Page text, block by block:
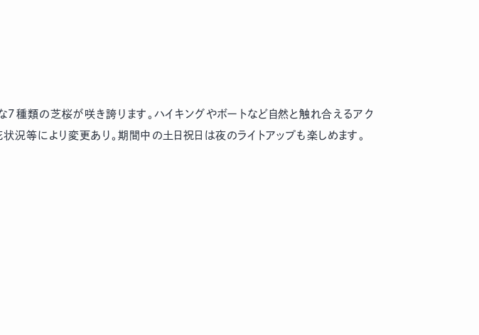
種類の芝桜が咲き誇ります。ハイキングやボートなど自然と触れ合えるアク
況等により変更あり。期間中の土日祝日は夜のライトアップも楽しめます。